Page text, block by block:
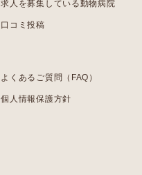
求人を募集している動物病院
口コミ投稿
よくあるご質問（FAQ）
個人情報保護方針